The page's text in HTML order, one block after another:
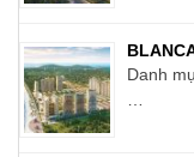
Danh
…